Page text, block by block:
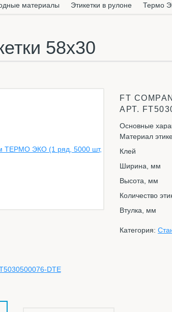
материалы Этикетки в рулоне Термо
58х30
FT
АРТ.
Основные
Материал
Клей
Ширина, мм
Высота, мм
Количество
Втулка, мм
Категория: